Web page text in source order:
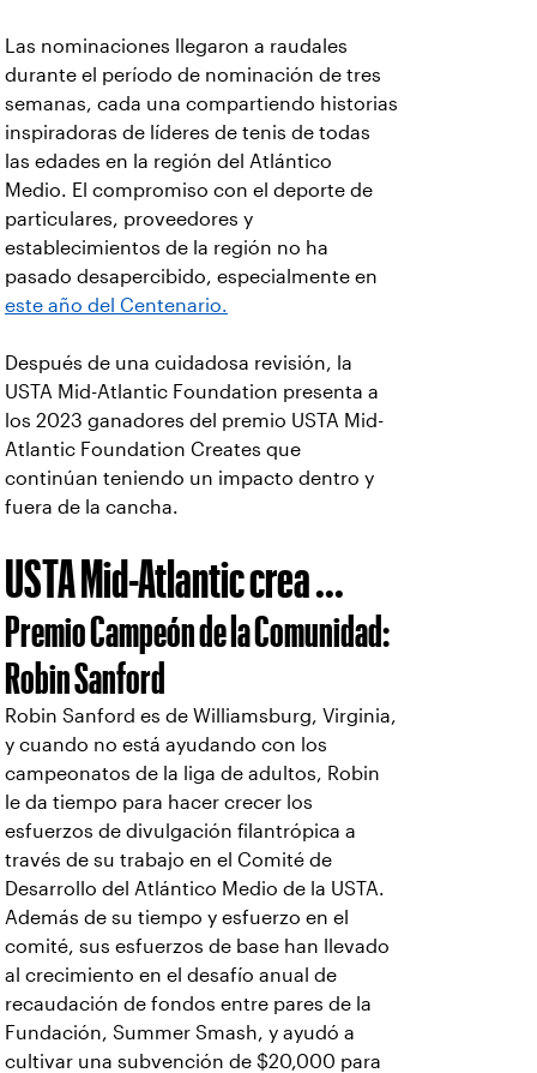
Las nominaciones llegaron a raudales
durante el período de nominación de tres
semanas, cada una compartiendo historias
inspiradoras de líderes de tenis de todas
las edades en la región del Atlántico
Medio. El compromiso con el deporte de
particulares, proveedores y
establecimientos de la región no ha
pasado desapercibido, especialmente en
este año del Centenario.
Después de una cuidadosa revisión, la
USTA Mid-Atlantic Foundation presenta a
los 2023 ganadores del premio USTA Mid-
Atlantic Foundation Creates que
continúan teniendo un impacto dentro y
fuera de la cancha.
USTA Mid-Atlantic crea ...
Premio Campeón de la Comunidad:
Robin Sanford
Robin Sanford es de Williamsburg, Virginia,
y cuando no está ayudando con los
campeonatos de la liga de adultos, Robin
le da tiempo para hacer crecer los
esfuerzos de divulgación filantrópica a
través de su trabajo en el Comité de
Desarrollo del Atlántico Medio de la USTA.
Además de su tiempo y esfuerzo en el
comité, sus esfuerzos de base han llevado
al crecimiento en el desafío anual de
recaudación de fondos entre pares de la
Fundación, Summer Smash, y ayudó a
cultivar una subvención de $20,000 para